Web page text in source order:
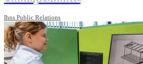
Ihns Public Relations